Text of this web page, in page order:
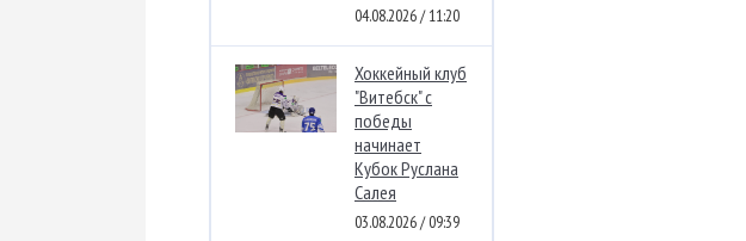
04.08.2026 / 11:20
Хоккейный клуб
"Витебск" с
победы
начинает
Кубок Руслана
Салея
03.08.2026 / 09:39